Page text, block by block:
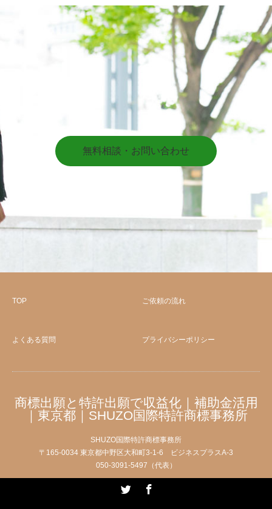
無料相談・お問い合わせ
TOP ご依頼の流れ
よくある質問 プライバシーポリシー
商標出願と特許出願で収益化｜補助金活用
｜東京都｜SHUZO国際特許商標事務所
SHUZO国際特許商標事務所
〒165-0034 東京都中野区大和町3-1-6 ビジネスプラスA-3
050-3091-5497（代表）